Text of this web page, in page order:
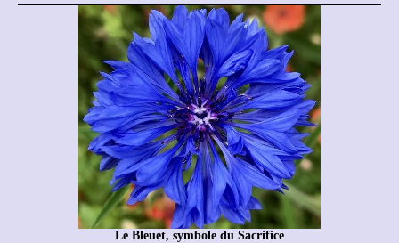
Le Bleuet, symbole du Sacrifice